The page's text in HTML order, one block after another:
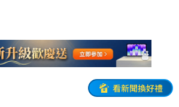
看新聞換好禮